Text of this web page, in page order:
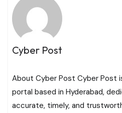
Cyber Post
About Cyber Post Cyber Post
portal based in Hyderabad,
accurate, timely, and